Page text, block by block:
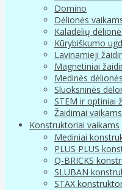
Domino
Dėlionės
Kaladėlių
Kūrybiškumo
Lavinamieji
Magnetiniai
Medinės dėlionės
Sluoksninės
STEM ir optiniai
Žaidimai
Konstruktoriai vaikams
Mediniai
PLUS PLUS
Q-BRICKS
SLUBAN
STAX